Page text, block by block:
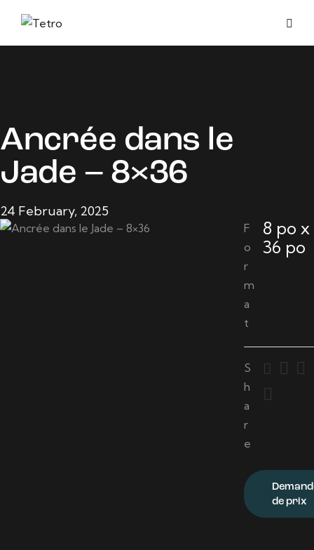
Ancrée dans le
Jade – 8×36
24 February, 2025
F
o
r
m
a
t
8 po x
36 po
S
h
a
r
e
de prix